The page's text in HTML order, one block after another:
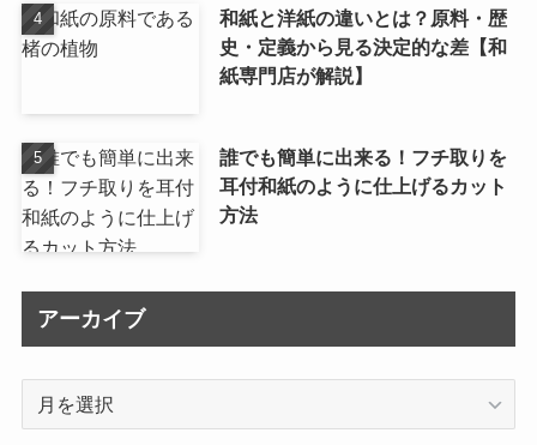
和紙と洋紙の違いとは？原料・歴
史・定義から見る決定的な差【和
紙専門店が解説】
誰でも簡単に出来る！フチ取りを
耳付和紙のように仕上げるカット
方法
アーカイブ